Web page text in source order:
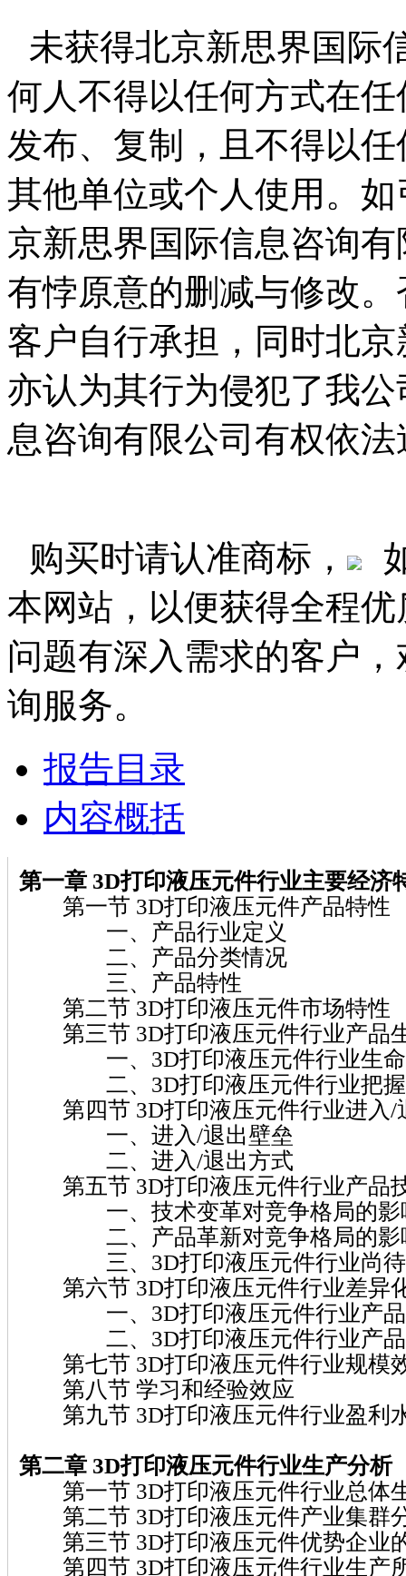
未获得北京新思界国际
何人不得以任何方式在
发布、复制，且不得以
其他单位或个人使用。
京新思界国际信息咨询
有悖原意的删减与修改
客户自行承担，同时北
亦认为其行为侵犯了我
息咨询有限公司有权依
购买时请认准商标，
本网站，以便获得全程
问题有深入需求的客户
询服务。
报告目录
内容概括
第一章 3D打印液压元件行业主要经济
第一节 3D打印液压元件产品特性
一、产品行业定义
二、产品分类情况
三、产品特性
第二节 3D打印液压元件市场特性
第三节 3D打印液压元件行业产品
一、3D打印液压元件行业生命
二、3D打印液压元件行业把握
第四节 3D打印液压元件行业进入/
一、进入/退出壁垒
二、进入/退出方式
第五节 3D打印液压元件行业产品
一、技术变革对竞争格局的影
二、产品革新对竞争格局的影
三、3D打印液压元件行业尚待
第六节 3D打印液压元件行业差异
一、3D打印液压元件行业产品
二、3D打印液压元件行业产品
第七节 3D打印液压元件行业规模
第八节 学习和经验效应
第九节 3D打印液压元件行业盈利
第二章 3D打印液压元件行业生产分析
第一节 3D打印液压元件行业总体
第二节 3D打印液压元件产业集群
第三节 3D打印液压元件优势企业
第四节 3D打印液压元件行业生产